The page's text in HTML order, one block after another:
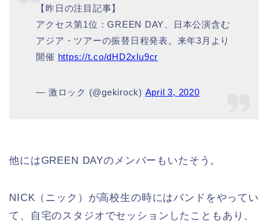
【昨日の注目記事】
アクセス第1位：GREEN DAY、日本公演含む
アジア・ツアーの振替日程発表。来年3月より
開催 https://t.co/dHD2xlu9cr
— 激ロック (@gekirock) April 3, 2020
他にはGREEN DAYのメンバーもいたそう。
NICK（ニック）が高校生の時にはバンドをやってい
て、自宅のスタジオでセッションしたこともあり、